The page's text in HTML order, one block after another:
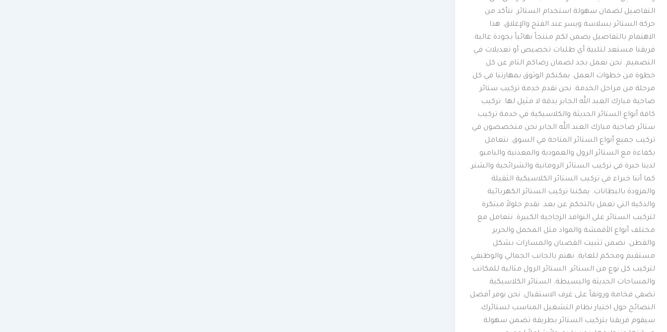
التفاصيل لضمان سهولة استخدام الستائر. نتأكد من
حركة الستائر بسلاسة ويسر عند الفتح والإغلاق. هذا
الاهتمام بالتفاصيل يضمن لكم منتجاً نهائياً بجودة عالية.
فريقنا مستعد لتلبية أي طلبات تخصيص أو تعديلات في
التصميم. نحن نعمل بجد لضمان رضاكم التام عن كل
خطوة من خطوات العمل. يمكنكم الوثوق بمهارتنا في كل
مرحلة من مراحل الخدمة. نحن نقدم خدمة تركيب ستائر
ضاحية مبارك العبد الله الجابر بدقة لا مثيل لها. تركيب
كافة أنواع الستائر الحديثة والكلاسيكية في خدمة تركيب
ستائر ضاحية مبارك العبد الله الجابر نحن متخصصون في
تركيب جميع أنواع الستائر المتاحة في السوق. نتعامل
بكفاءة مع الستائر الرول والعمودية والمعدنية والبامبو.
لدينا خبرة في تركيب الستائر الرومانية والشرائحية والشتر.
كما أننا خبراء في تركيب الستائر الكلاسيكية الثقيلة
والمزودة بالبطانات. يمكننا تركيب الستائر الكهربائية
والذكية التي تعمل بالتحكم عن بعد. نقدم حلولاً مبتكرة
لتركيب الستائر على النوافذ الزجاجية الكبيرة. نتعامل مع
مختلف أنواع الأقمشة والمواد مثل المخمل والحرير
والقطن. نضمن تثبيت القضبان والمسارات بشكل
مستقيم ومحكم للغاية. نهتم بالجانب الجمالي والوظيفي
لتركيب كل نوع من الستائر. الستائر الرول مثالية للمكاتب
والمساحات الحديثة والبسيطة. الستائر الكلاسيكية
تضفي فخامة ورونقاً على غرف الاستقبال. نحن نوفر أفضل
النصائح حول اختيار نظام التشغيل المناسب لستائرك.
سيقوم فريقنا بتركيب الستائر بطريقة تضمن سهولة